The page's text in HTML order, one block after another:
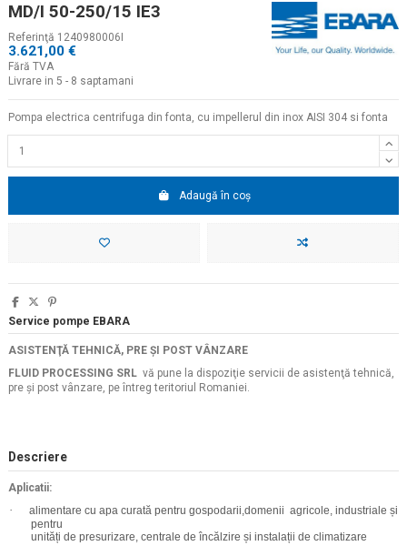
MD/I 50-250/15 IE3
Referinţă 1240980006I
3.621,00 €
Fără TVA
Livrare in 5 - 8 saptamani
Pompa electrica centrifuga din fonta, cu impellerul din inox AISI 304 si fonta
Adaugă în coș
Service pompe EBARA
ASISTENŢĂ TEHNICĂ, PRE ŞI POST VÂNZARE
FLUID PROCESSING SRL vă pune la dispoziţie servicii de asistenţă tehnică,
pre şi post vânzare, pe întreg teritoriul Romaniei.
Descriere
Aplicatii:
· alimentare cu apa curată pentru gospodarii,domenii agricole, industriale și
pentru
unități de presurizare, centrale de încălzire și instalații de climatizare